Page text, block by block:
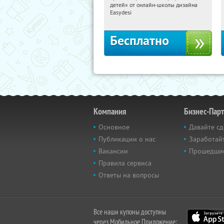
Россия
детей» от онлайн-школы дизайна
Easydesi
Бесплатно
Компания
Основное
Публикации о нас
Вакансии
Правила сервиса
Ответы на вопросы
Бизнес-
Давайте
Все наши купоны доступны
через Мобильное Приложение: